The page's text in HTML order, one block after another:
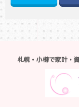
札幌・小樽で家計・